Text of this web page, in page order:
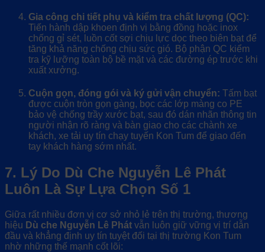
Gia công chi tiết phụ và kiểm tra chất lượng (QC):
Tiến hành dập khoen định vị bằng đồng hoặc inox
chống gỉ sét, luồn cốt sợi chịu lực dọc theo biên bạt để
tăng khả năng chống chịu sức gió. Bộ phận QC kiểm
tra kỹ lưỡng toàn bộ bề mặt và các đường ép trước khi
xuất xưởng.
Cuộn gọn, đóng gói và ký gửi vận chuyển: Tấm bạt
được cuộn tròn gọn gàng, bọc các lớp màng co PE
bảo vệ chống trầy xước bạt, sau đó dán nhãn thông tin
người nhận rõ ràng và bàn giao cho các chành xe
khách, xe tải uy tín chạy tuyến Kon Tum để giao đến
tay khách hàng sớm nhất.
7. Lý Do Dù Che Nguyễn Lê Phát
Luôn Là Sự Lựa Chọn Số 1
Giữa rất nhiều đơn vị cơ sở nhỏ lẻ trên thị trường, thương
hiệu Dù che Nguyễn Lê Phát vẫn luôn giữ vững vị trí dẫn
đầu và khẳng định uy tín tuyệt đối tại thị trường Kon Tum
nhờ những thế mạnh cốt lõi: